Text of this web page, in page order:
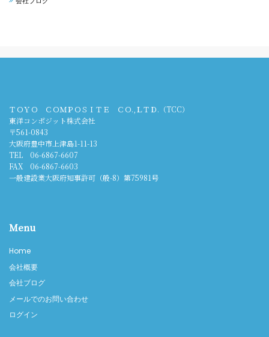
ＴＯＹＯ ＣＯＭＰＯＳＩＴＥ ＣＯ.,ＬＴＤ.（TCC）
東洋コンポジット株式会社
〒561-0843
大阪府豊中市上津島1-11-13
TEL 06-6867-6607
FAX 06-6867-6603
一般建設業大阪府知事許可（般-8）第75981号
Menu
Home
会社概要
会社ブログ
メールでのお問い合わせ
ログイン